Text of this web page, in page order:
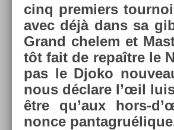
cinq pre­mi­ers
avec déjà dans sa
Grand chelem et
tôt fait de repaître le
pas le Djoko
nous déclare l’œil
être qu’aux hors-
nonce